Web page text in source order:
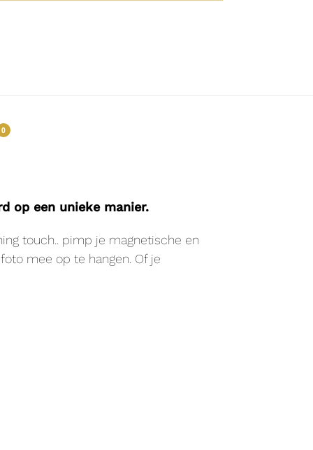
0
op een unieke manier.
touch.. pimp je magnetische en
mee op te hangen. Of je